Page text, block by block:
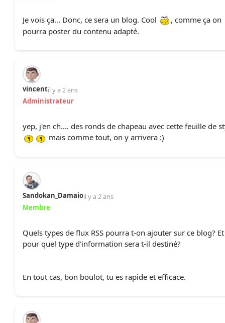
Je vois ça... Donc, ce sera un blog. Cool
, comme ça on
pourra poster du contenu adapté.
vincentil y a 2 ans
Administrateur
yep, j'en ch.... des ronds de chapeau avec cette feuille de
mais comme tout, on y arrivera :)
Sandokan_Damaioil y a 2 ans
Membre
Quels types de flux RSS pourra t-on ajouter sur ce blog? Et
pour quel type d'information sera t-il destiné?
En tout cas, bon boulot, tu es rapide et efficace.